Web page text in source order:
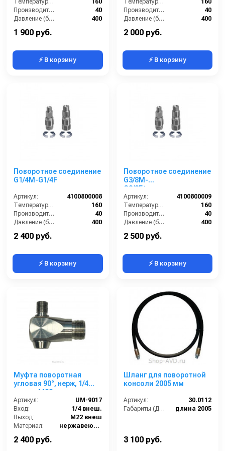
Производительность (л/мин):
40
Давление (бар):
400
1 900 руб.
⚡ В корзину
Производительность (л/мин):
40
Давление (бар):
400
2 000 руб.
⚡ В корзину
Поворотное соединение
G1/4M-G1/4F
Артикул:
4100800008
Температура (°C):
160
Производительность (л/мин):
40
Давление (бар):
400
2 400 руб.
⚡ В корзину
Поворотное соединение
G3/8M-
G3/8F(нержавеющая
сталь)
Артикул:
4100800009
Температура (°C):
160
Производительность (л/мин):
40
Давление (бар):
400
2 500 руб.
⚡ В корзину
Муфта поворотная
угловая 90°, нерж, 1/4
внеш. -М22 внеш.
Артикул:
UM-9017
Вход:
1/4 внеш.
Выход:
М22 внеш
Материал:
нержавеющая сталь
Страна-производитель:
2 400 руб.
Шланг для поворотной
консоли 2005 мм
Артикул:
30.0112
Габариты (ДхШхВ):
длина 2005
3 100 руб.